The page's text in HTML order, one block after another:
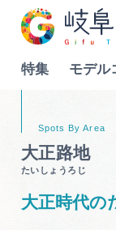
特集 モデル
Language
大正路地
たいしょうろじ
大正時代の